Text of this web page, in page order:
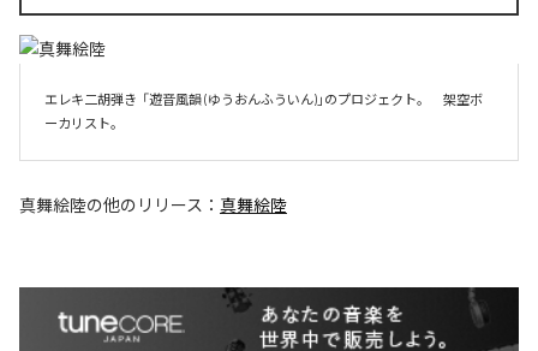
エレキ二胡弾き  「遊音風韻 (ゆうおんふういん)」のプロジェクト。　架空ボ
ーカリスト。
真舞絵陸の他のリリース： 真舞絵陸